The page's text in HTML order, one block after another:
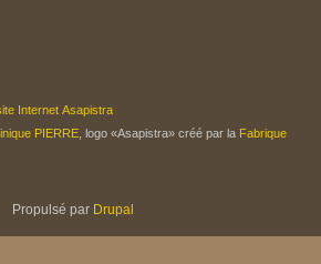
Internet Asapistra
PIERRE , logo «Asapistra» créé par la Fabrique
Propulsé par Drupal